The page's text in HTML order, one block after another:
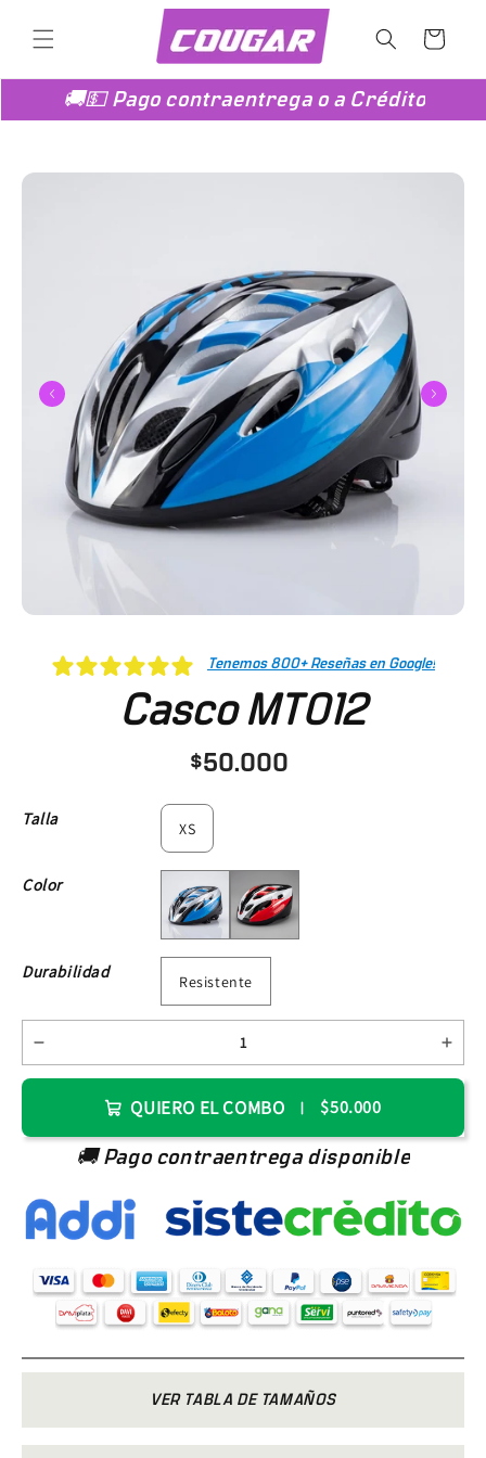
al contenido
Carrito
🚚💵 Pago contraentrega o a Crédito
Tenemos 800+ Reseñas en Google!
Casco MT012
$50.000
Talla XS
XS
Color Azul Rojo
Durabilidad Resistente
QUIERO EL COMBO $50.000
🚚 Pago contraentrega disponible
VER TABLA DE TAMAÑOS